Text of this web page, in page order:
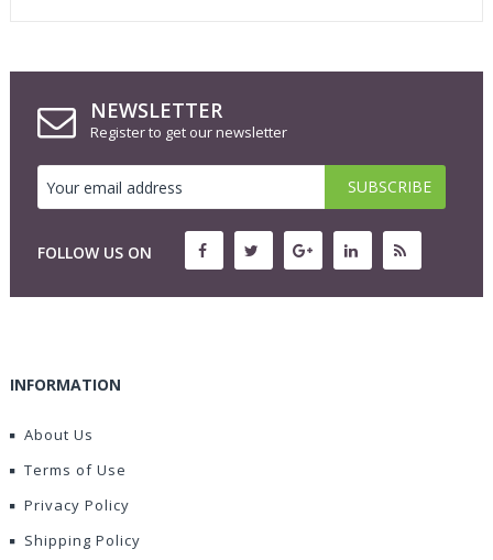
NEWSLETTER
Register to get our newsletter
FOLLOW US ON
INFORMATION
About Us
Terms of Use
Privacy Policy
Shipping Policy